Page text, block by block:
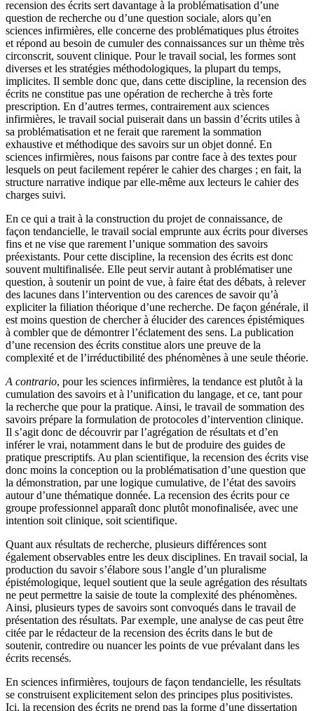
recension des écrits sert davantage à la problématisation d’une
question de recherche ou d’une question sociale, alors qu’en
sciences infirmières, elle concerne des problématiques plus étroites
et répond au besoin de cumuler des connaissances sur un thème très
circonscrit, souvent clinique. Pour le travail social, les formes sont
diverses et les stratégies méthodologiques, la plupart du temps,
implicites. Il semble donc que, dans cette discipline, la recension des
écrits ne constitue pas une opération de recherche à très forte
prescription. En d’autres termes, contrairement aux sciences
infirmières, le travail social puiserait dans un bassin d’écrits utiles à
sa problématisation et ne ferait que rarement la sommation
exhaustive et méthodique des savoirs sur un objet donné. En
sciences infirmières, nous faisons par contre face à des textes pour
lesquels on peut facilement repérer le cahier des charges ; en fait, la
structure narrative indique par elle-même aux lecteurs le cahier des
charges suivi.
En ce qui a trait à la construction du projet de connaissance, de
façon tendancielle, le travail social emprunte aux écrits pour diverses
fins et ne vise que rarement l’unique sommation des savoirs
préexistants. Pour cette discipline, la recension des écrits est donc
souvent multifinalisée. Elle peut servir autant à problématiser une
question, à soutenir un point de vue, à faire état des débats, à relever
des lacunes dans l’intervention ou des carences de savoir qu’à
expliciter la filiation théorique d’une recherche. De façon générale, il
est moins question de chercher à élucider des carences épistémiques
à combler que de démontrer l’éclatement des sens. La publication
d’une recension des écrits constitue alors une preuve de la
complexité et de l’irréductibilité des phénomènes à une seule théorie.
A contrario, pour les sciences infirmières, la tendance est plutôt à la
cumulation des savoirs et à l’unification du langage, et ce, tant pour
la recherche que pour la pratique. Ainsi, le travail de sommation des
savoirs prépare la formulation de protocoles d’intervention clinique.
Il s’agit donc de découvrir par l’agrégation de résultats et d’en
inférer le vrai, notamment dans le but de produire des guides de
pratique prescriptifs. Au plan scientifique, la recension des écrits vise
donc moins la conception ou la problématisation d’une question que
la démonstration, par une logique cumulative, de l’état des savoirs
autour d’une thématique donnée. La recension des écrits pour ce
groupe professionnel apparaît donc plutôt monofinalisée, avec une
intention soit clinique, soit scientifique.
Quant aux résultats de recherche, plusieurs différences sont
également observables entre les deux disciplines. En travail social, la
production du savoir s’élabore sous l’angle d’un pluralisme
épistémologique, lequel soutient que la seule agrégation des résultats
ne peut permettre la saisie de toute la complexité des phénomènes.
Ainsi, plusieurs types de savoirs sont convoqués dans le travail de
présentation des résultats. Par exemple, une analyse de cas peut être
citée par le rédacteur de la recension des écrits dans le but de
soutenir, contredire ou nuancer les points de vue prévalant dans les
écrits recensés.
En sciences infirmières, toujours de façon tendancielle, les résultats
se construisent explicitement selon des principes plus positivistes.
Ici, la recension des écrits ne prend pas la forme d’une dissertation